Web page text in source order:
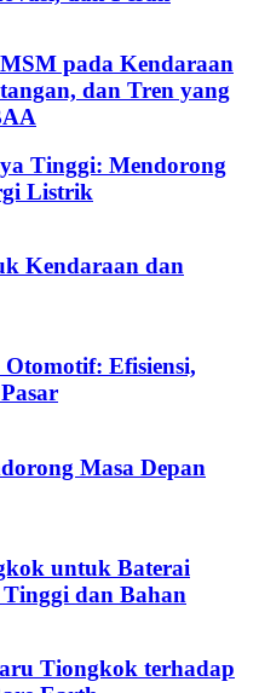
pada Kendaraan
dan Tren yang
Tinggi: Mendorong
Listrik
Kendaraan dan
Efisiensi,
Masa Depan
untuk Baterai
dan Bahan
Tiongkok terhadap